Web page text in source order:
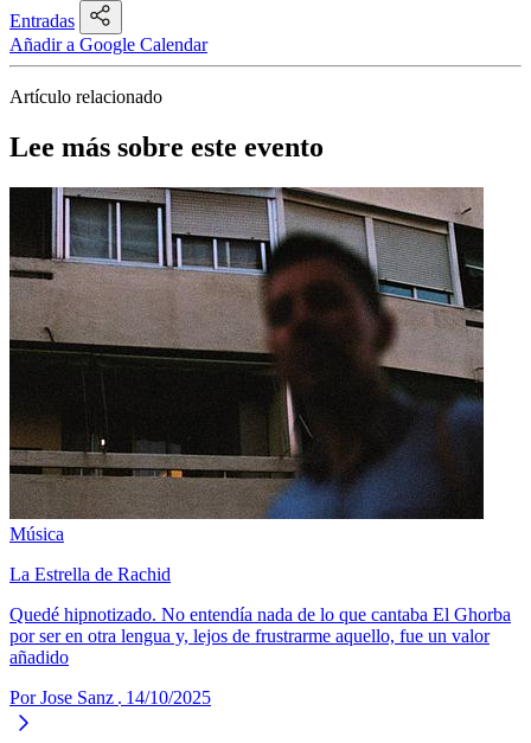
Entradas
Añadir a Google Calendar
Artículo relacionado
Lee más sobre este evento
Música
La Estrella de Rachid
Quedé hipnotizado. No entendía nada de lo que cantaba El Ghorba
por ser en otra lengua y, lejos de frustrarme aquello, fue un valor
añadido
Por Jose Sanz
14/10/2025